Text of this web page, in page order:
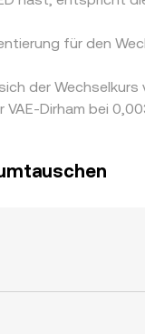
für den
der
VAE-Dirham bei